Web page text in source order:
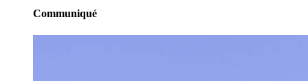
Communiqué